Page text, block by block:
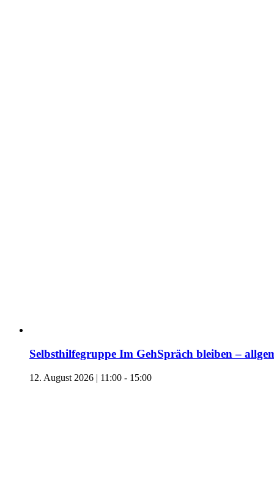
Selbsthilfegruppe Im GehSpräch bleiben –
12. August 2026 | 11:00 - 15:00